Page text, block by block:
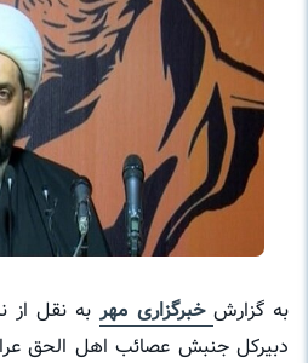
به گزارش خبرگزاری مهربه نقل از
دبیرکل جنبش عصائباهل الحق